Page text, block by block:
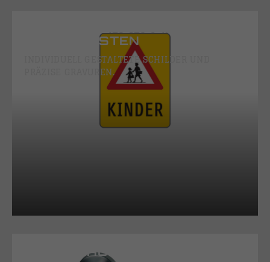
BESCHILDERUNGEN &
SCHAUKÄSTEN
INDIVIDUELL GESTALTETE SCHILDER UND
PRÄZISE GRAVUREN.
BESCHLÄGE